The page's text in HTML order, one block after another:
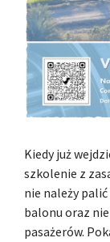
Kiedy już
szkolenie z
nie należy
balonu oraz
pasażerów.